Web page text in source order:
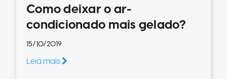
Como deixar o ar-
condicionado mais gelado?
15/10/2019
Leia mais